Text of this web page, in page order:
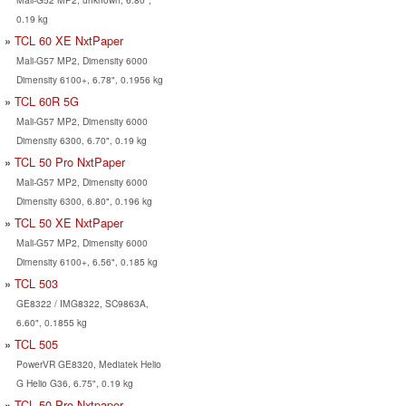
0.19 kg
TCL 60 XE NxtPaper
Mali-G57 MP2, Dimensity 6000
Dimensity 6100+, 6.78", 0.1956 kg
TCL 60R 5G
Mali-G57 MP2, Dimensity 6000
Dimensity 6300, 6.70", 0.19 kg
TCL 50 Pro NxtPaper
Mali-G57 MP2, Dimensity 6000
Dimensity 6300, 6.80", 0.196 kg
TCL 50 XE NxtPaper
Mali-G57 MP2, Dimensity 6000
Dimensity 6100+, 6.56", 0.185 kg
TCL 503
GE8322 / IMG8322, SC9863A,
6.60", 0.1855 kg
TCL 505
PowerVR GE8320, Mediatek Helio
G Helio G36, 6.75", 0.19 kg